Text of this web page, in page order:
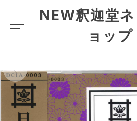
NEW釈迦堂
ョップ